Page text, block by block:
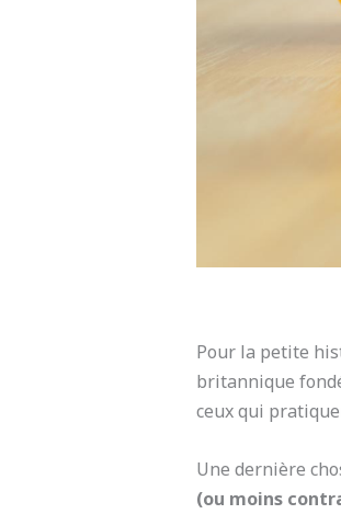
Pour la petite
britannique
ceux qui
Une dernière
(ou moins